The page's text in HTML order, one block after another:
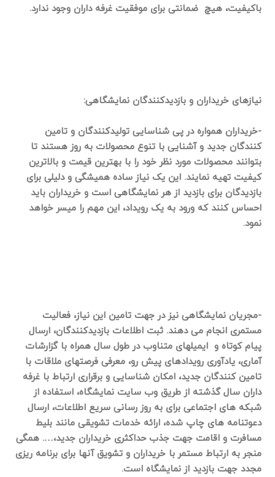
باکیفیت، هیچ ضمانتی برای موفقیت غرفه داران وجود ندارد.
نیازهای خریداران و بازدیدکنندگان نمایشگاهی:
-خریداران همواره در پی شناسایی تولیدکنندگان و تامین
کنندگان جدید و آشنایی با تنوع محصولات به روز هستند تا
بتوانند محصولات مورد نظر خود را با بهترین قیمت و بالاترین
کیفیت تهیه نمایند. این یک نیاز ساده همیشگی و دلیلی برای
بازدیدگان برای بازدید از هر نمایشگاهی است و خریداران باید
احساس کنند که ورود به یک رویداد، این مهم را میسر خواهد
نمود.
-مجریان نمایشگاهی نیز در جهت تامین این نیاز، فعالیت
مستمری انجام می دهند. ثبت اطلاعات بازدیدکنندگان، ارسال
پیام کوتاه و ایمیلهای متناوب در طول سال همراه با گزارشات
آماری، یادآوری رویدادهای پیش رو، معرفی فرصتهای ملاقات با
تامین کنندگان جدید، امکان شناسایی و برقراری ارتباط با غرفه
داران سال گذشته از طریق وب سایت نمایشگاه، استفاده از
شبکه های اجتماعی برای به روز رسانی سریع اطلاعات، ارسال
دعوتنامه های چاپ شده، ارائه خدمات تشویقی مانند بلیط
مسافرت و اقامت جهت جذب حداکثری خریداران جدید،…. همگی
منجر به ارتباط مستمر با خریداران و تشویق آنها برای برنامه ریزی
مجدد جهت بازدید از نمایشگاه است.